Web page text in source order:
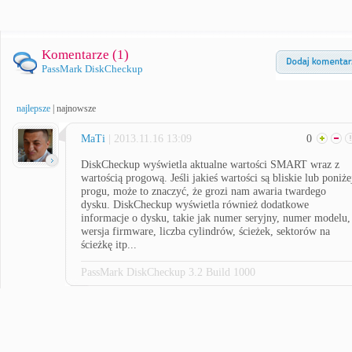
Komentarze (1)
PassMark DiskCheckup
najlepsze najnowsze
MaTi | 2013.11.16 13:09 0
DiskCheckup wyświetla aktualne wartości SMART wraz z
wartością progową. Jeśli jakieś wartości są bliskie lub
progu, może to znaczyć, że grozi nam awaria twardego
dysku. DiskCheckup wyświetla również dodatkowe
informacje o dysku, takie jak numer seryjny, numer modelu,
wersja firmware, liczba cylindrów, ścieżek, sektorów na
ścieżkę itp...
PassMark DiskCheckup 3.2 Build 1000